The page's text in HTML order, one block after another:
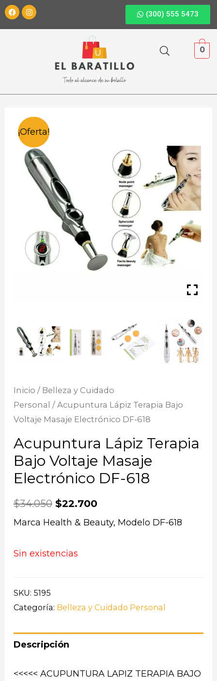
(300) 555 5473
0
¡Oferta!
Inicio / Belleza y Cuidado
Personal / Acupuntura Lápiz Terapia Bajo
Voltaje Masaje Electrónico DF-618
Acupuntura Lápiz Terapia
Bajo Voltaje Masaje
Electrónico DF-618
$34.050 $22.700
Marca Health & Beauty, Modelo DF-618
Sin existencias
SKU: 5195
Categoría: Belleza y Cuidado Personal
Descripción
<<<<< ACUPUNTURA LAPIZ TERAPIA BAJO